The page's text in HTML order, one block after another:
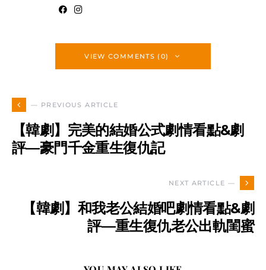
VIEW COMMENTS (0)
— PREVIOUS ARTICLE
【韓劇】完美的結婚公式劇情看點&劇
評—豪門千金重生復仇記
NEXT ARTICLE —
【韓劇】和我老公結婚吧劇情看點&劇
評—重生復仇老公出軌閨蜜